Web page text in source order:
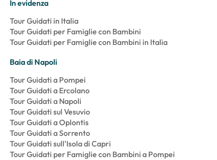
In evidenza
Tour Guidati in Italia
Tour Guidati per Famiglie con Bambini
Tour Guidati per Famiglie con Bambini in Italia
Baia di Napoli
Tour Guidati a Pompei
Tour Guidati a Ercolano
Tour Guidati a Napoli
Tour Guidati sul Vesuvio
Tour Guidati a Oplontis
Tour Guidati a Sorrento
Tour Guidati sull'Isola di Capri
Tour Guidati per Famiglie con Bambini a Pompei